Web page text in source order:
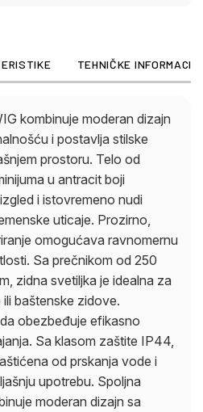
visokom
TEHNIČKE
kombinuje moderan dizajn
i postavlja stilske
prostoru. Telo od
u antracit boji
i istovremeno nudi
uticaje. Prozirno,
omogućava ravnomernu
Sa prečnikom od 250
zidna svetiljka je idealna za
baštenske zidove.
obezbeđuje efikasno
Sa klasom zaštite IP44,
od prskanja vode i
upotrebu. Spoljna
moderan dizajn sa